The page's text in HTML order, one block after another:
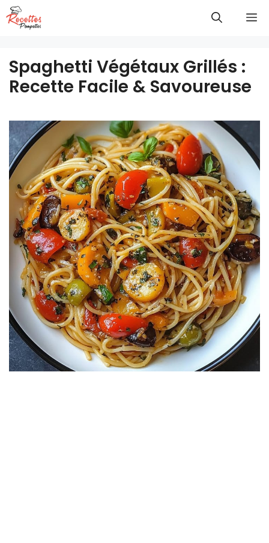
Aller
au
Spaghetti Végétaux Grillés :
Recette Facile & Savoureuse